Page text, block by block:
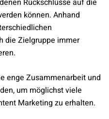
Rückschlüsse auf die
können. Anhand
die Zielgruppe immer
enge Zusammenarbeit und
um möglichst viele
Marketing zu erhalten.